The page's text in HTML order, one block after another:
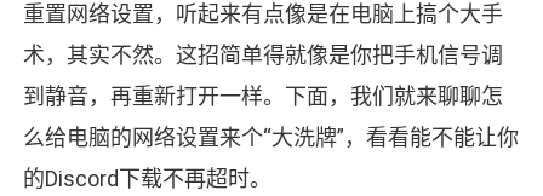
重置网络设置，听起来有点像是在电脑上搞个大手
术，其实不然。这招简单得就像是你把手机信号调
到静音，再重新打开一样。下面，我们就来聊聊怎
么给电脑的网络设置来个“大洗牌”，看看能不能让你
的Discord下载不再超时。